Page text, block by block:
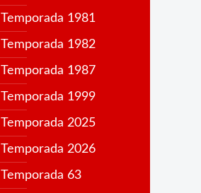
Temporada 1981
Temporada 1982
Temporada 1987
Temporada 1999
Temporada 2025
Temporada 2026
Temporada 63